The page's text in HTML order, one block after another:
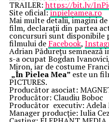
TRAILER:https://bit.ly/
Site oficial:inpieleamea.ro
Mai multe detalii, imagini
film, declarații din partea
concursuri sunt disponibile
filmului de Facebook,
Adrian Pădurețu semnează
s-a ocupat Bogdan
Miron, iar de costume
„În Pielea Mea” este un
PICTURES.
Producător asociat:
Producător: Claudiu Boboc
Producător executiv: Adela
Manager producție: Iulia